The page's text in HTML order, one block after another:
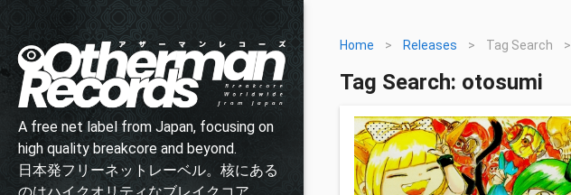
A free net label from Japan, focusing on
high quality breakcore and beyond.
日本発フリーネットレーベル。核にある
Home > Releases > Tag Search >
Tag Search: otosumi